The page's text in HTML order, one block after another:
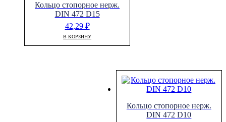
Кольцо стопорное нерж.
DIN 472 D15
42,29 ₽
В КОРЗИНУ
Кольцо стопорное нерж.
DIN 472 D10